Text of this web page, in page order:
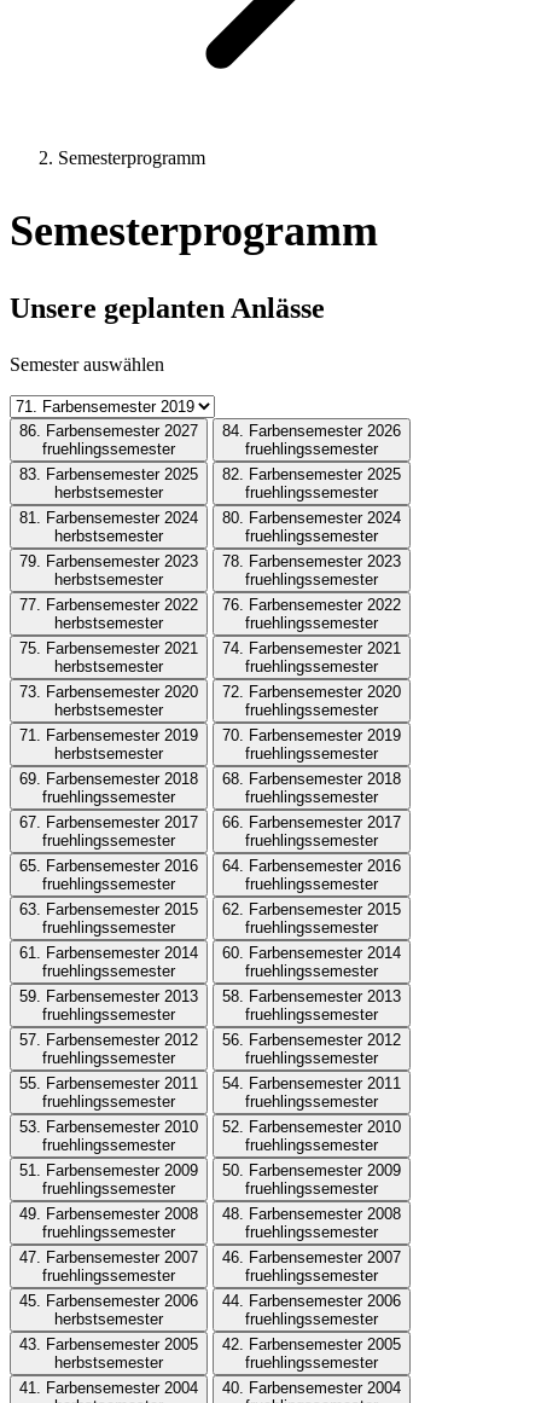
Semesterprogramm
Semesterprogramm
Unsere geplanten Anlässe
Semester auswählen
86. Farbensemester 2027
fruehlingssemester
84. Farbensemester 2026
fruehlingssemester
83. Farbensemester 2025
herbstsemester
82. Farbensemester 2025
fruehlingssemester
81. Farbensemester 2024
herbstsemester
80. Farbensemester 2024
fruehlingssemester
79. Farbensemester 2023
herbstsemester
78. Farbensemester 2023
fruehlingssemester
77. Farbensemester 2022
herbstsemester
76. Farbensemester 2022
fruehlingssemester
75. Farbensemester 2021
herbstsemester
74. Farbensemester 2021
fruehlingssemester
73. Farbensemester 2020
herbstsemester
72. Farbensemester 2020
fruehlingssemester
71. Farbensemester 2019
herbstsemester
70. Farbensemester 2019
fruehlingssemester
69. Farbensemester 2018
fruehlingssemester
68. Farbensemester 2018
fruehlingssemester
67. Farbensemester 2017
fruehlingssemester
66. Farbensemester 2017
fruehlingssemester
65. Farbensemester 2016
fruehlingssemester
64. Farbensemester 2016
fruehlingssemester
63. Farbensemester 2015
fruehlingssemester
62. Farbensemester 2015
fruehlingssemester
61. Farbensemester 2014
fruehlingssemester
60. Farbensemester 2014
fruehlingssemester
59. Farbensemester 2013
fruehlingssemester
58. Farbensemester 2013
fruehlingssemester
57. Farbensemester 2012
fruehlingssemester
56. Farbensemester 2012
fruehlingssemester
55. Farbensemester 2011
fruehlingssemester
54. Farbensemester 2011
fruehlingssemester
53. Farbensemester 2010
fruehlingssemester
52. Farbensemester 2010
fruehlingssemester
51. Farbensemester 2009
fruehlingssemester
50. Farbensemester 2009
fruehlingssemester
49. Farbensemester 2008
fruehlingssemester
48. Farbensemester 2008
fruehlingssemester
47. Farbensemester 2007
fruehlingssemester
46. Farbensemester 2007
fruehlingssemester
45. Farbensemester 2006
herbstsemester
44. Farbensemester 2006
fruehlingssemester
43. Farbensemester 2005
herbstsemester
42. Farbensemester 2005
fruehlingssemester
41. Farbensemester 2004
40. Farbensemester 2004